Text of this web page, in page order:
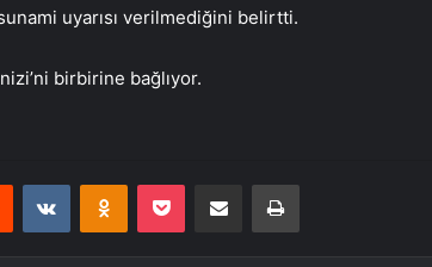
uyarısı verilmediğini belirtti.
birbirine bağlıyor.
Reddit VKontakteOdnoklassniki
Pocket E-Posta ile paylaş Yazdır